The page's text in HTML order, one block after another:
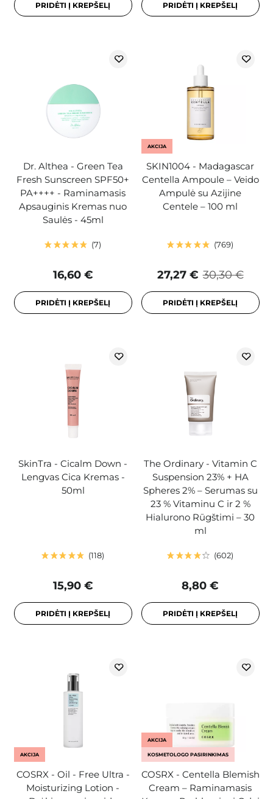
PRIDĖTI Į KREPŠELĮ PRIDĖTI Į KREPŠELĮ
Dr. Althea - Green Tea
Fresh Sunscreen SPF50+
PA++++ - Raminamasis
Apsauginis Kremas nuo
Saulės - 45ml
7
16,60 €
PRIDĖTI Į KREPŠELĮ
AKCIJA
SKIN1004 - Madagascar
Centella Ampoule – Veido
Ampulė su Azijine
Centele – 100 ml
769
30,30 €
27,27 €
PRIDĖTI Į KREPŠELĮ
SkinTra - Cicalm Down -
Lengvas Cica Kremas -
50ml
118
15,90 €
PRIDĖTI Į KREPŠELĮ
The Ordinary - Vitamin C
Suspension 23% + HA
Spheres 2% – Serumas su
23 % Vitaminu C ir 2 %
Hialurono Rūgštimi – 30
ml
602
8,80 €
PRIDĖTI Į KREPŠELĮ
AKCIJA
COSRX - Oil - Free Ultra -
Moisturizing Lotion -
AKCIJA
KOSMETOLOGO PASIRINKIMAS
COSRX - Centella Blemish
Cream – Raminamasis